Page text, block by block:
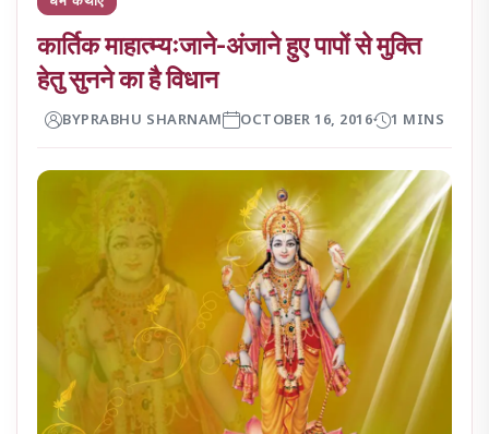
कार्तिक माहात्म्यःजाने-अंजाने हुए पापों से मुक्ति
हेतु सुनने का है विधान
BYPRABHU SHARNAM OCTOBER 16, 2016 1 MINS